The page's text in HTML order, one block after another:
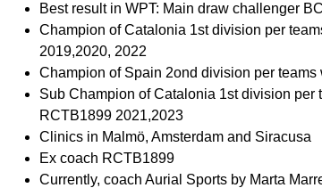
Best result in WPT: Main draw challenger
Champion of Catalonia 1st division per
2019,2020, 2022
Champion of Spain 2ond division per
Sub Champion of Catalonia 1st division per
RCTB1899 2021,2023
Clinics in Malmö, Amsterdam and Siracusa
Ex coach RCTB1899
Currently, coach Aurial Sports by Marta